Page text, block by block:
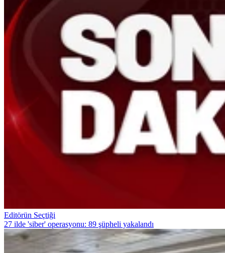
Editörün Seçtiği
27 ilde 'siber' operasyonu: 89 şüpheli yakalandı